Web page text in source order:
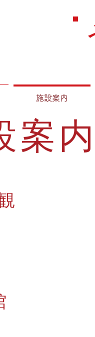
施設案内
案内